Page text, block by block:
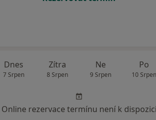
Dnes
7 Srpen
Zítra
8 Srpen
Ne
9 Srpen
Po
10 Srpen
Online rezervace termínu není k dispozici